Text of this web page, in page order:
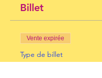
Billet
Vente expirée
Type de billet